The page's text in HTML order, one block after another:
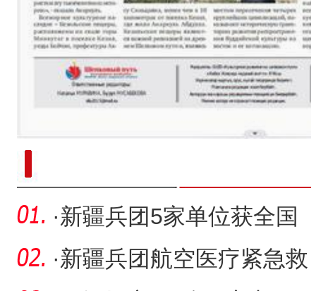
·新疆兵团5家单位获全国
工商联通报表扬
·新疆兵团航空医疗紧急救